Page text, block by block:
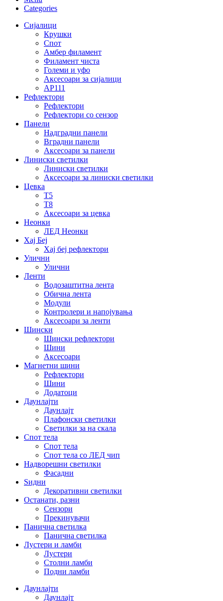
Categories
Сијалици
Крушки
Спот
Амбер филамент
Филамент чиста
Големи и уфо
Аксесоари за сијалици
АР111
Рефлектори
Рефлектори
Рефлектори со сензор
Панели
Надградни панели
Вградни панели
Аксесоари за панели
Линиски светилки
Линиски светилки
Аксесоари за линиски светилки
Цевка
Т5
Т8
Аксесоари за цевка
Неонки
ЛЕД Неонки
Хај Беј
Хај беј рефлектори
Улични
Улични
Ленти
Водозаштитна лента
Обична лента
Модули
Контролери и напојувања
Аксесоари за ленти
Шински
Шински рефлектори
Шини
Аксесоари
Магнетни шини
Рефлектори
Шини
Додатоци
Даунлајти
Даунлајт
Плафонски светилки
Светилки за на скала
Спот тела
Спот тела
Спот тела со ЛЕД чип
Надворешни светилки
Фасадни
Ѕидни
Декоративни светилки
Останати, разни
Сензори
Прекинувачи
Панична светилка
Панична светилка
Лустери и ламби
Лустери
Столни ламби
Подни ламби
Даунлајти
Даунлајт